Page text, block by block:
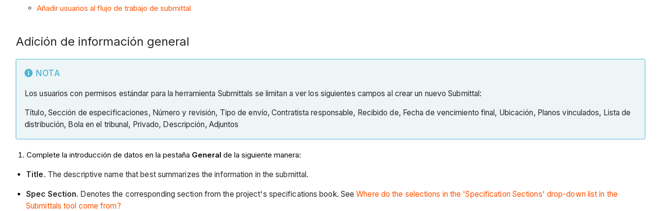
Añadir usuarios al flujo de trabajo de submittal
Adición de información general
NOTA
Los usuarios con permisos estándar para la herramienta Submittals se limitan a ver los siguientes campos al crear un nuevo Submittal:
Título, Sección de especificaciones, Número y revisión, Tipo de envío, Contratista responsable, Recibido de, Fecha de vencimiento final, Ubicación, Planos vinculados, Lista de
distribución, Bola en el tribunal, Privado, Descripción, Adjuntos
Complete la introducción de datos en la pestaña General de la siguiente manera:
Title. The descriptive name that best summarizes the information in the submittal.
Spec Section. Denotes the corresponding section from the project's specifications book. SeeWhere do the selections in the 'Specification Sections' drop-down list in the
Submittals tool come from?